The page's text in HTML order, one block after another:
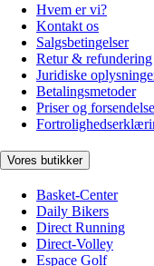
Hvem er vi?
Kontakt os
Salgsbetingelser
Retur & refundering
Juridiske
Betalingsmetoder
Priser og
Vores butikker
Basket-Center
Daily Bikers
Direct Running
Direct-Volley
Espace Golf